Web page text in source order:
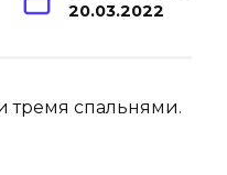
20.03.2022
тремя спальнями.